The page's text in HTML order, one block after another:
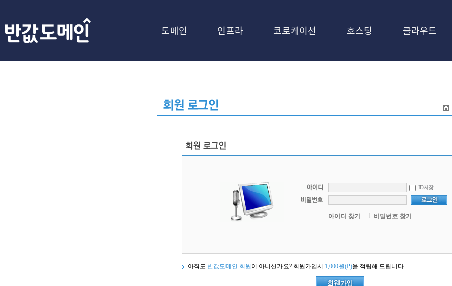
도메인 인프라 코로케이션 호스팅 클라우드
ID저장
아이디 찾기 비밀번호 찾기
아직도 반값도메인 회원 이 아니신가요? 회원가입시 1,000원(P)을 적립해 드립니다.